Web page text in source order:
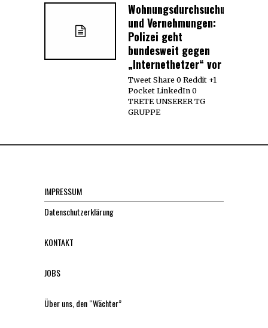
Wohnungsdurchsuchungen
und Vernehmungen:
Polizei geht
bundesweit gegen
„Internethetzer“ vor
Tweet Share 0 Reddit +1
Pocket LinkedIn 0
TRETE UNSERER TG
GRUPPE
IMPRESSUM
Datenschutzerklärung
KONTAKT
JOBS
Über uns, den “Wächter”